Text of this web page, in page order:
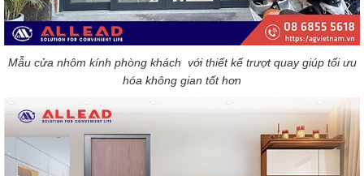
Mẫu cửa nhôm kính phòng khách với thiết kế trượt quay giúp tối ưu
hóa không gian tốt hơn